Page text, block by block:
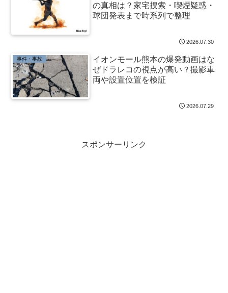
の真相は？家宅捜索・喫煙疑惑・
球団発表まで時系列で整理
2026.07.30
事件・事故
イオンモール熊本の爆発動画はな
ぜドラレコの視点が高い？撮影車
両や設置位置を検証
2026.07.29
スポンサーリンク